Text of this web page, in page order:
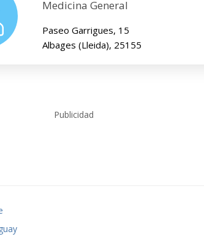
Medicina General
Paseo Garrigues, 15
Albages (Lleida), 25155
Publicidad